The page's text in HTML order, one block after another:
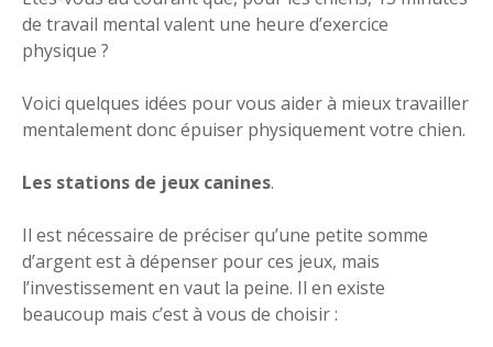
de travail mental valent une heure d’exercice
physique ?
Voici quelques idées pour vous aider à mieux travailler
mentalement donc épuiser physiquement votre chien.
Les stations de jeux canines.
Il est nécessaire de préciser qu’une petite somme
d’argent est à dépenser pour ces jeux, mais
l’investissement en vaut la peine. Il en existe
beaucoup mais c’est à vous de choisir :